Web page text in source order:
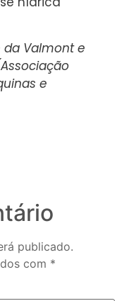
da Valmont e
e
publicado.
com *